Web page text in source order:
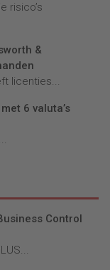
risico’s
&
licenties...
6 valuta’s
Control